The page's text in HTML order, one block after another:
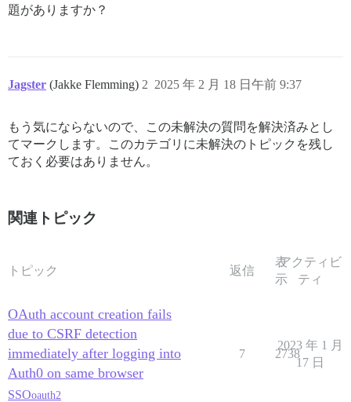
題がありますか？
Jagster (Jakke Flemming) 2025 年 2 月 18 日午前 9:37
2
もう気にならないので、この未解決の質問を解決済みとし
てマークします。このカテゴリに未解決のトピックを残し
ておく必要はありません。
関連トピック
トピック 返信
表
示
アクティビ
ティ
OAuth account creation fails
due to CSRF detection
immediately after logging into
Auth0 on same browser
SSOoauth2
7 2738
2023 年 1 月
17 日